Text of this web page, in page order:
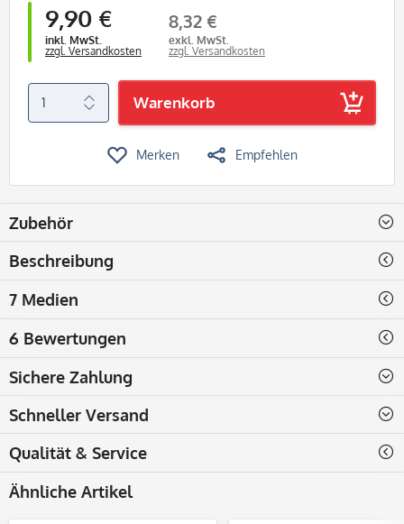
9,90 €
inkl. MwSt.
zzgl. Versandkosten
8,32 €
exkl. MwSt.
zzgl. Versandkosten
Warenkorb
Merken Empfehlen
Zubehör
Beschreibung
7 Medien
6 Bewertungen
Sichere Zahlung
Schneller Versand
Qualität & Service
Ähnliche Artikel